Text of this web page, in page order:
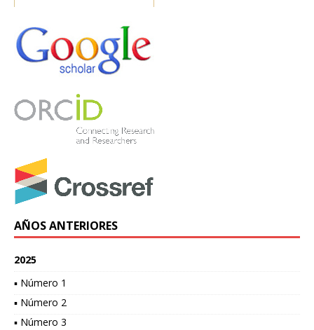
AÑOS ANTERIORES
2025
▪ Número 1
▪ Número 2
▪ Número 3